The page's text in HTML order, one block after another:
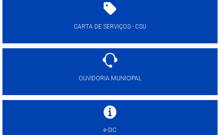
CARTA DE SERVIÇOS - CSU
OUVIDORIA MUNICIPAL
e-SIC